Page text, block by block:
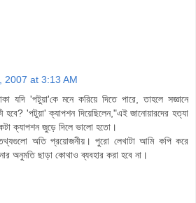
2007 at 3:13 AM
যদি 'পটুয়া'কে মনে করিয়ে দিতে পারে, তাহলে সজ্ঞানে
'পটুয়া' ক্যাপশন দিয়েছিলেন,"এই জানোয়ারদের হত্যা
ক্যাপশন জুড়ে দিলে ভালো হতো।
অতি প্রয়োজনীয়। পুরো লেখাটা আমি কপি করে
অনুমতি ছাড়া কোথাও ব্যবহার করা হবে না।